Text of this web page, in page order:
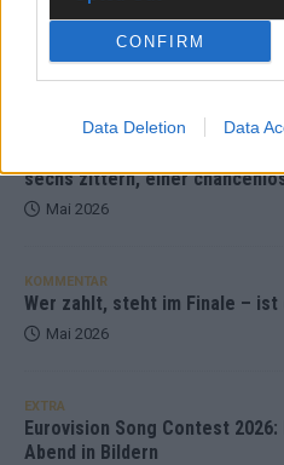
CONFIRM
Data Deletion Data
JJ hat den Abend gerettet –
war solide, aber kein Feuerwerk
Mai 2026
sechs zittern, einer
Mai 2026
KOMMENTAR
Wer zahlt, steht im Finale – ist
Mai 2026
EXTRA
Eurovision Song Contest
Abend in Bildern